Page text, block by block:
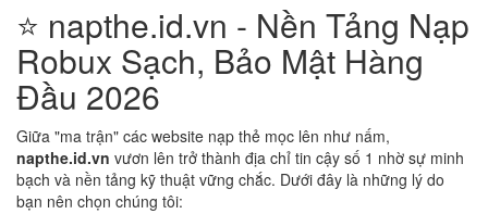
⭐ napthe.id.vn - Nền Tảng Nạp
Robux Sạch, Bảo Mật Hàng
Đầu 2026
Giữa "ma trận" các website nạp thẻ mọc lên như nấm,
napthe.id.vn vươn lên trở thành địa chỉ tin cậy số 1 nhờ sự minh
bạch và nền tảng kỹ thuật vững chắc. Dưới đây là những lý do
bạn nên chọn chúng tôi: